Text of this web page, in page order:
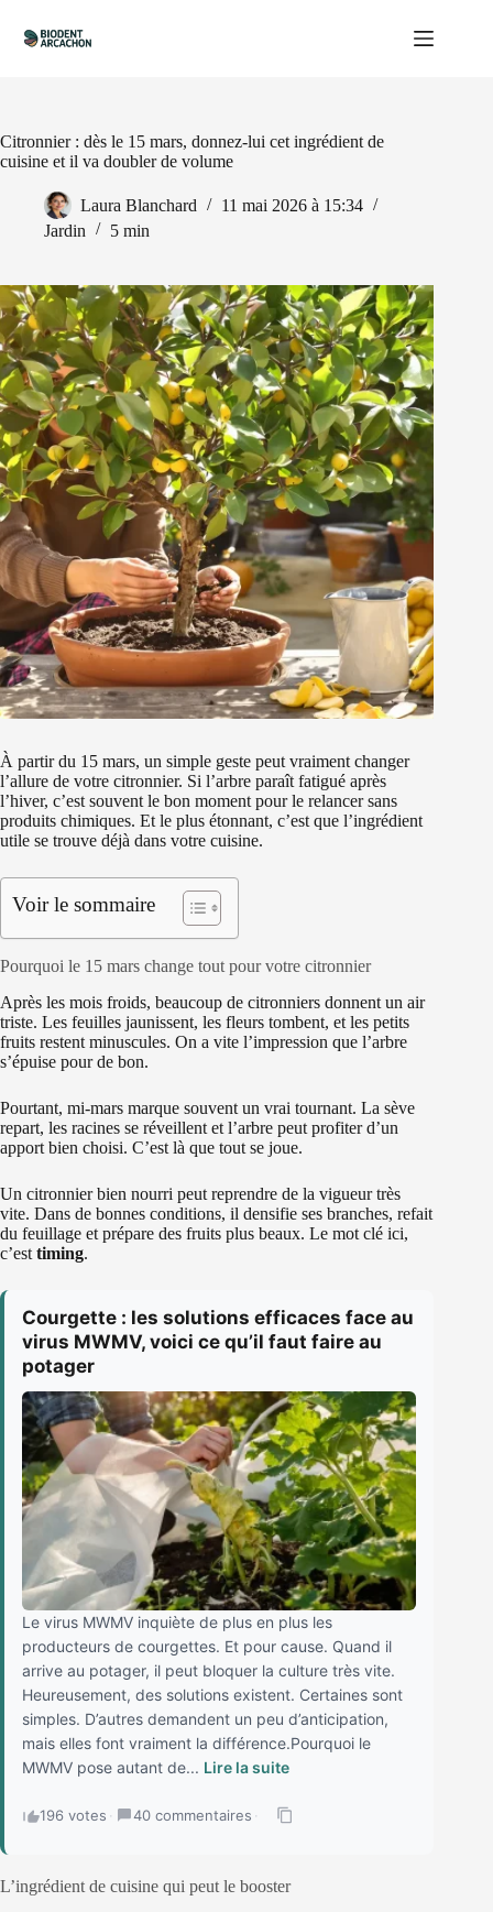
contenu
Citronnier : dès le 15 mars, donnez-lui cet ingrédient de
cuisine et il va doubler de volume
Laura Blanchard
11 mai 2026 à 15:34
Jardin
5 min
À partir du 15 mars, un simple geste peut vraiment changer
l’allure de votre citronnier. Si l’arbre paraît fatigué après
l’hiver, c’est souvent le bon moment pour le relancer sans
produits chimiques. Et le plus étonnant, c’est que l’ingrédient
utile se trouve déjà dans votre cuisine.
Voir le sommaire
Pourquoi le 15 mars change tout pour votre citronnier
Après les mois froids, beaucoup de citronniers donnent un air
triste. Les feuilles jaunissent, les fleurs tombent, et les petits
fruits restent minuscules. On a vite l’impression que l’arbre
s’épuise pour de bon.
Pourtant, mi-mars marque souvent un vrai tournant. La sève
repart, les racines se réveillent et l’arbre peut profiter d’un
apport bien choisi. C’est là que tout se joue.
Un citronnier bien nourri peut reprendre de la vigueur très
vite. Dans de bonnes conditions, il densifie ses branches, refait
du feuillage et prépare des fruits plus beaux. Le mot clé ici,
c’est timing.
Courgette : les solutions efficaces face au
virus MWMV, voici ce qu’il faut faire au
potager
Le virus MWMV inquiète de plus en plus les
producteurs de courgettes. Et pour cause. Quand il
arrive au potager, il peut bloquer la culture très vite.
Heureusement, des solutions existent. Certaines sont
simples. D’autres demandent un peu d’anticipation,
mais elles font vraiment la différence.Pourquoi le
MWMV pose autant de... Lire la suite
196 votes · 40 commentaires ·
L’ingrédient de cuisine qui peut le booster